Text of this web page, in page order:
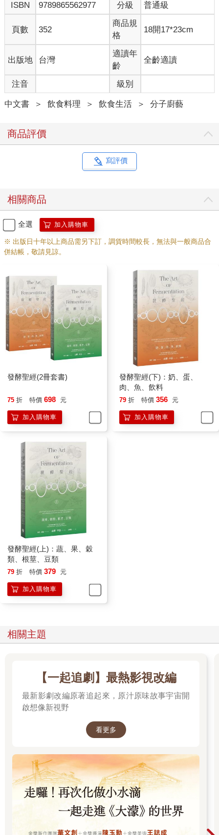
ISBN
9789865562977 分級 普通級
頁數 352
商品規
格
18開17*23cm
出版地 台灣
適讀年
齡
全齡適讀
注音 級別
中文書 ＞ 飲食料理 ＞ 飲食生活 ＞ 分子廚藝
商品評價
寫評價
相關商品
全選 加入購物車
※ 出版日十年以上商品需另下訂，調貨時間較長，無法與一般商品合
併結帳，敬請見諒。
發酵聖經(2冊套書)
75 折 特價 698 元
加入購物車
發酵聖經(下)：奶、蛋、
肉、魚、飲料
79 折 特價 356 元
加入購物車
發酵聖經(上)：蔬、果、穀
類、根莖、豆類
79 折 特價 379 元
加入購物車
相關主題
【一起追劇】最熱影視改編
最新影劇改編原著追起來，原汁原味故事宇宙開
啟想像新視野
看更多